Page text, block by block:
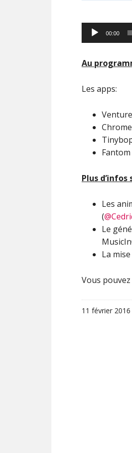
Lecteur
audio
00:00
Au
Les apps:
Plus d’infos
Les
(
Le
La
Vous
11 février 2016